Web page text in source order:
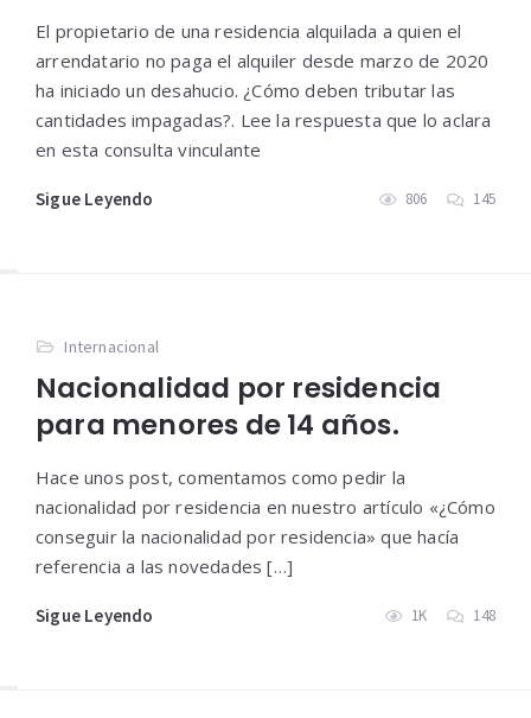
El propietario de una residencia alquilada a quien el
arrendatario no paga el alquiler desde marzo de 2020
ha iniciado un desahucio. ¿Cómo deben tributar las
cantidades impagadas?. Lee la respuesta que lo aclara
en esta consulta vinculante
Sigue Leyendo 806 145
Internacional
Nacionalidad por residencia
para menores de 14 años.
Hace unos post, comentamos como pedir la
nacionalidad por residencia en nuestro artículo «¿Cómo
conseguir la nacionalidad por residencia» que hacía
referencia a las novedades […]
Sigue Leyendo 1K 148